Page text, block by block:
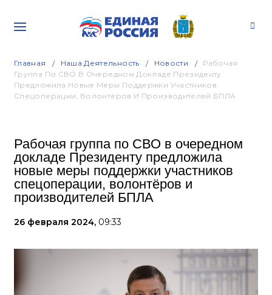
Главная Наша Деятельность Новости
Рабочая
Группа По СВО В Очередном Докладе Президенту
Предложила Новые Меры Поддержки Участников
Спецоперации, Волонтёров И Производителей БПЛА
Рабочая группа по СВО в очередном
докладе Президенту предложила
новые меры поддержки участников
спецоперации, волонтёров и
производителей БПЛА
26 февраля 2024, 09:33